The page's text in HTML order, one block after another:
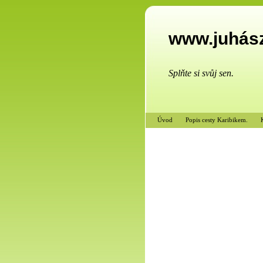
Splňte si svůj sen.
Úvod Popis cesty Karibikem.